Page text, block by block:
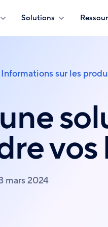
Solutions
Informations sur les
mars 2024